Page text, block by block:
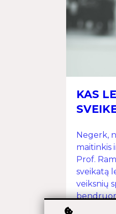
KAS
Negerk,
maitinkis
Prof.
sveikatą
veiksnių